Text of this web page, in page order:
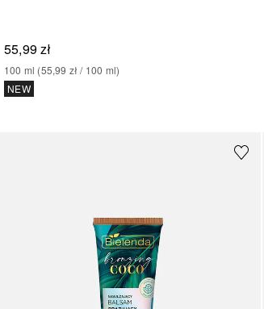
55,99 zł
100 ml (55,99 zł / 100 ml)
NEW